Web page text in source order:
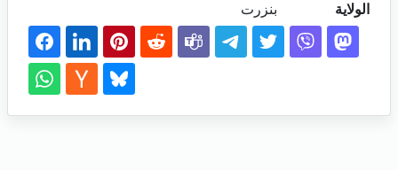
الولاية
بنزرت